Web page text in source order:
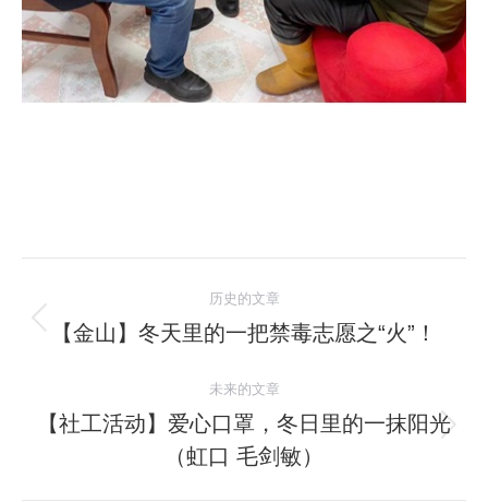
章
航
历史的文章
历
的
文
章：
【金山】冬天里的一把禁毒志愿之“火”！
未来的文章
未
来
的
【社工活动】爱心口罩，冬日里的一抹阳光
（虹口 毛剑敏）